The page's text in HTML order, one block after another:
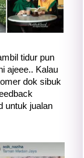
tidur pun
ajeee.. Kalau
dok sibuk
untuk jualan